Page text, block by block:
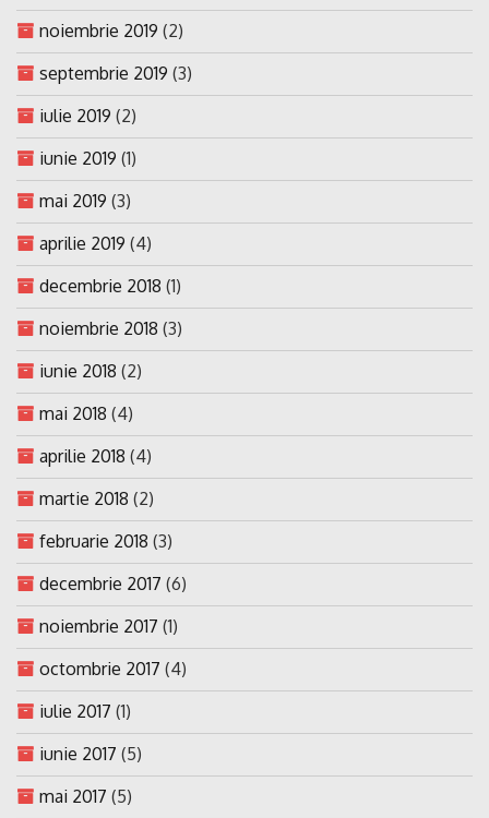
noiembrie 2019 (2)
septembrie 2019 (3)
iulie 2019 (2)
iunie 2019 (1)
mai 2019 (3)
aprilie 2019 (4)
decembrie 2018 (1)
noiembrie 2018 (3)
iunie 2018 (2)
mai 2018 (4)
aprilie 2018 (4)
martie 2018 (2)
februarie 2018 (3)
decembrie 2017 (6)
noiembrie 2017 (1)
octombrie 2017 (4)
iulie 2017 (1)
iunie 2017 (5)
mai 2017 (5)